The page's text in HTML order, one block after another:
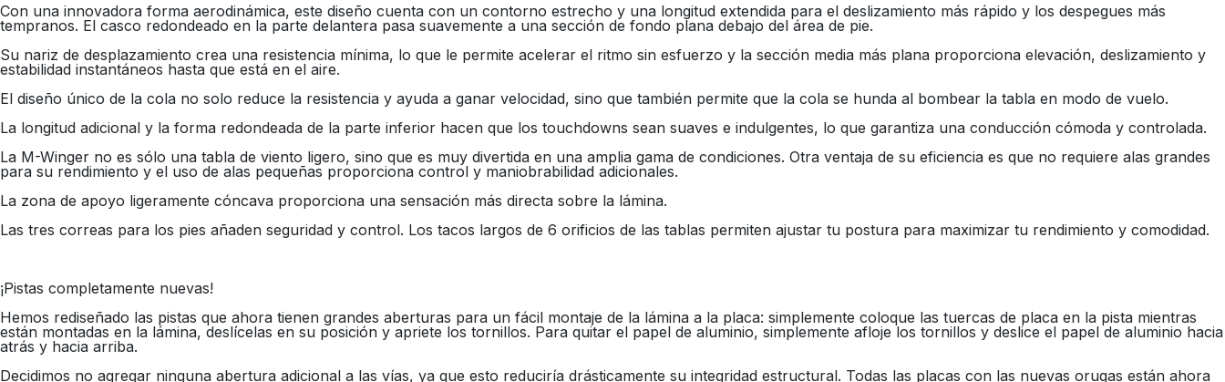
Con una innovadora forma aerodinámica, este diseño cuenta con un contorno estrecho y una longitud extendida para el deslizamiento más rápido y los despegues más
tempranos. El casco redondeado en la parte delantera pasa suavemente a una sección de fondo plana debajo del área de pie.
Su nariz de desplazamiento crea una resistencia mínima, lo que le permite acelerar el ritmo sin esfuerzo y la sección media más plana proporciona elevación, deslizamiento y
estabilidad instantáneos hasta que está en el aire.
El diseño único de la cola no solo reduce la resistencia y ayuda a ganar velocidad, sino que también permite que la cola se hunda al bombear la tabla en modo de vuelo.
La longitud adicional y la forma redondeada de la parte inferior hacen que los touchdowns sean suaves e indulgentes, lo que garantiza una conducción cómoda y controlada.
La M-Winger no es sólo una tabla de viento ligero, sino que es muy divertida en una amplia gama de condiciones. Otra ventaja de su eficiencia es que no requiere alas grandes
para su rendimiento y el uso de alas pequeñas proporciona control y maniobrabilidad adicionales.
La zona de apoyo ligeramente cóncava proporciona una sensación más directa sobre la lámina.
Las tres correas para los pies añaden seguridad y control. Los tacos largos de 6 orificios de las tablas permiten ajustar tu postura para maximizar tu rendimiento y comodidad.
¡Pistas completamente nuevas!
Hemos rediseñado las pistas que ahora tienen grandes aberturas para un fácil montaje de la lámina a la placa: simplemente coloque las tuercas de placa en la pista mientras
están montadas en la lámina, deslícelas en su posición y apriete los tornillos. Para quitar el papel de aluminio, simplemente afloje los tornillos y deslice el papel de aluminio hacia
atrás y hacia arriba.
Decidimos no agregar ninguna abertura adicional a las vías, ya que esto reduciría drásticamente su integridad estructural. Todas las placas con las nuevas orugas están ahora